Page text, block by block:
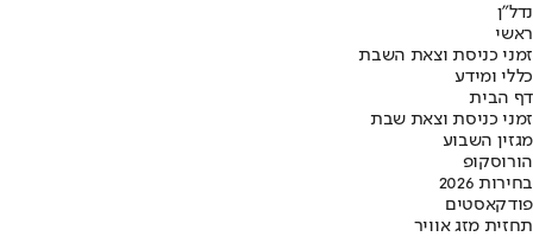
נדל"ן
ראשי
זמני כניסת וצאת השבת
כללי ומידע
דף הבית
זמני כניסת וצאת שבת
מגזין השבוע
הורוסקופ
בחירות 2026
פודקאסטים
תחזית מזג אוויר